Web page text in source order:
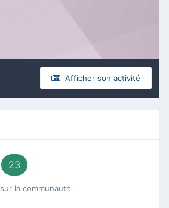
Afficher son activité
23
la communauté